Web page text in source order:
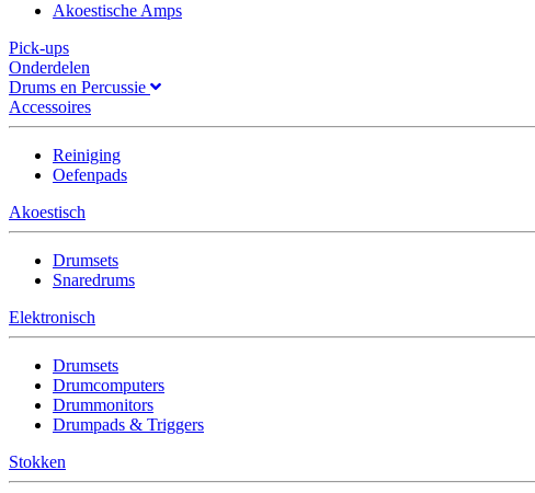
Akoestische Amps
Pick-ups
Onderdelen
Drums en Percussie
Accessoires
Reiniging
Oefenpads
Akoestisch
Drumsets
Snaredrums
Elektronisch
Drumsets
Drumcomputers
Drummonitors
Drumpads & Triggers
Stokken